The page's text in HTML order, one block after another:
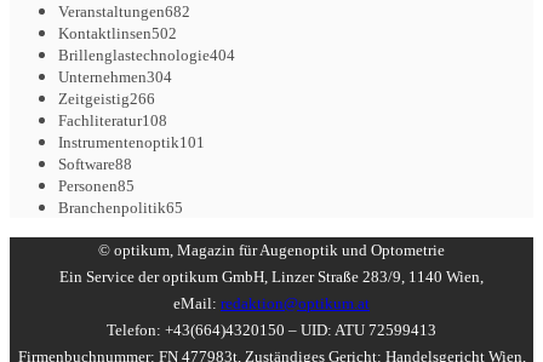
Veranstaltungen682
Kontaktlinsen502
Brillenglastechnologie404
Unternehmen304
Zeitgeistig266
Fachliteratur108
Instrumentenoptik101
Software88
Personen85
Branchenpolitik65
© optikum, Magazin für Augenoptik und Optometrie
Ein Service der optikum GmbH, Linzer Straße 283/9, 1140 Wien,
eMail: redaktion@optikum.at
Telefon: +43(664)4320150 – UID: ATU 72599413
Firmenbuchnummer: FN 477983t, Zuständiges Gericht: Handelsgericht Wien,